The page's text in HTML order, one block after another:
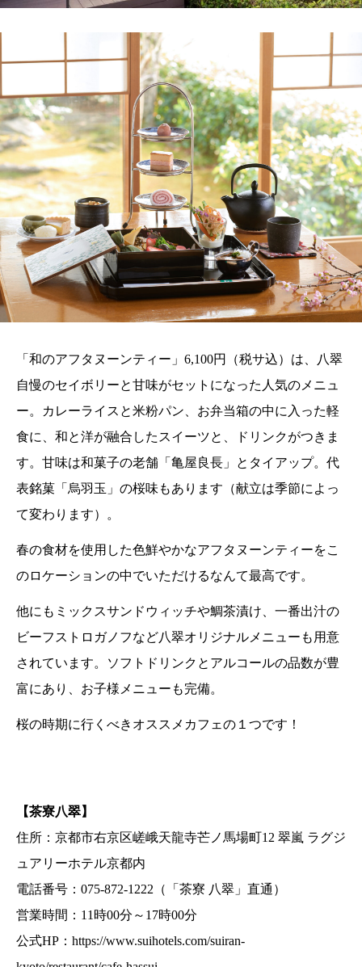
「和のアフタヌーンティー」6,100円（税サ込）は、八翠
自慢のセイボリーと甘味がセットになった人気のメニュ
ー。カレーライスと米粉パン、お弁当箱の中に入った軽
食に、和と洋が融合したスイーツと、ドリンクがつきま
す。甘味は和菓子の老舗「亀屋良長」とタイアップ。代
表銘菓「烏羽玉」の桜味もあります（献立は季節によっ
て変わります）。
春の食材を使用した色鮮やかなアフタヌーンティーをこ
のロケーションの中でいただけるなんて最高です。
他にもミックスサンドウィッチや鯛茶漬け、一番出汁の
ビーフストロガノフなど八翠オリジナルメニューも用意
されています。ソフトドリンクとアルコールの品数が豊
富にあり、お子様メニューも完備。
桜の時期に行くべきオススメカフェの１つです！
【茶寮八翠】
住所：京都市右京区嵯峨天龍寺芒ノ馬場町12 翠嵐 ラグジ
ュアリーホテル京都内
電話番号：075-872-1222（「茶寮 八翠」直通）
営業時間：11時00分～17時00分
公式HP： https://www.suihotels.com/suiran-